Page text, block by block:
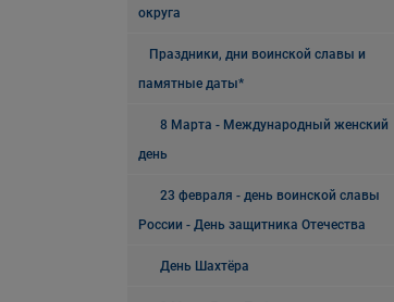
округа
Праздники, дни воинской славы и
памятные даты*
8 Марта - Международный женский
день
23 февраля - день воинской славы
России - День защитника Отечества
День Шахтёра